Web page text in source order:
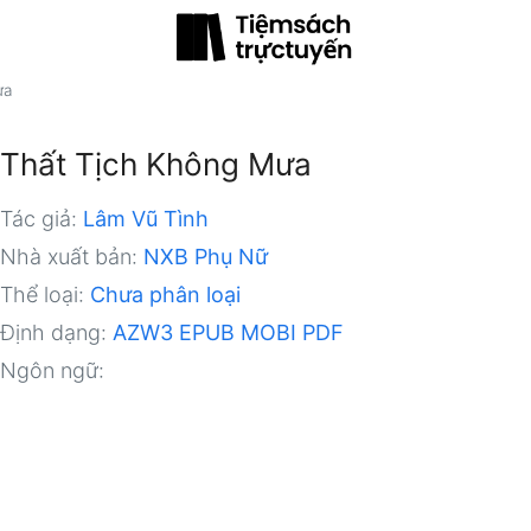
Thất Tịch Không Mưa
Tác giả: Lâm Vũ Tình
Nhà xuất bản: NXB Phụ Nữ
Thể loại: Chưa phân loại
Định dạng: AZW3 EPUB MOBI PDF
Ngôn ngữ: